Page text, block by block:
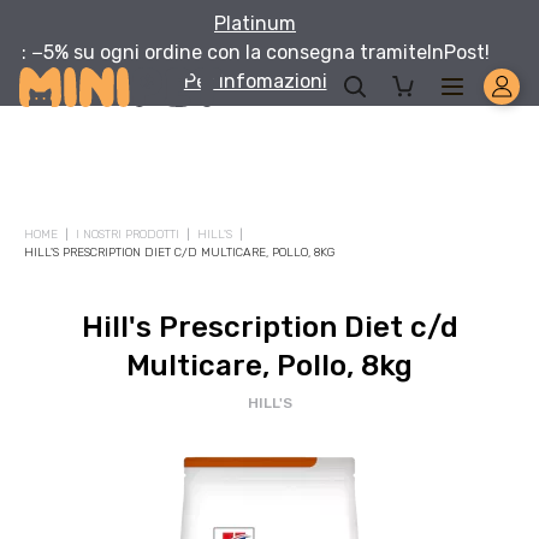
Platinum
: −5% su ogni ordine con la consegna tramiteInPost!
Per infomazioni
HOME I NOSTRI PRODOTTI
HILL'S
HILL'S PRESCRIPTION DIET C/D MULTICARE, POLLO, 8KG
Hill's Prescription Diet c/d
Multicare, Pollo, 8kg
HILL'S
Aggiungi un prodotto Platinum al carrello e ricevi il 5